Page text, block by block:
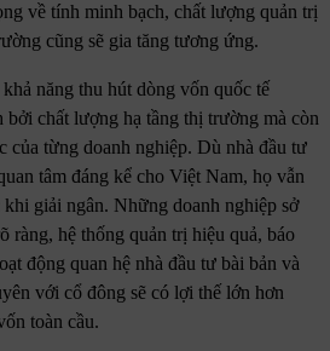
về tính minh bạch, chất lượng quản trị
cũng sẽ gia tăng tương ứng.
năng thu hút dòng vốn quốc tế
chất lượng hạ tầng thị trường mà còn
của từng doanh nghiệp. Dù nhà đầu tư
tâm đáng kể cho Việt Nam, họ vẫn
giải ngân. Những doanh nghiệp sở
ràng, hệ thống quản trị hiệu quả, báo
động quan hệ nhà đầu tư bài bản và
với cổ đông sẽ có lợi thế lớn hơn
toàn cầu.